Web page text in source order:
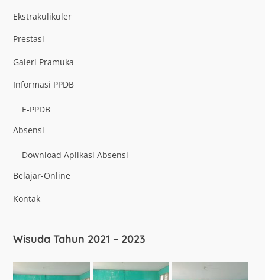
Ekstrakulikuler
Prestasi
Galeri Pramuka
Informasi PPDB
E-PPDB
Absensi
Download Aplikasi Absensi
Belajar-Online
Kontak
Wisuda Tahun 2021 – 2023